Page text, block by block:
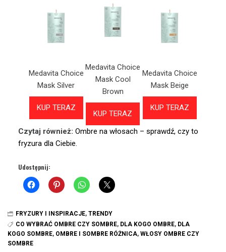
Medavita Choice
Mask Silver
KUP TERAZ
Medavita Choice
Mask Cool
Brown
KUP TERAZ
Medavita Choice
Mask Beige
KUP TERAZ
Czytaj również: Ombre na włosach – sprawdź, czy to
fryzura dla Ciebie.
Udostępnij:
FRYZURY I INSPIRACJE, TRENDY
CO WYBRAĆ OMBRE CZY SOMBRE, DLA KOGO OMBRE, DLA
KOGO SOMBRE, OMBRE I SOMBRE RÓŻNICA, WŁOSY OMBRE CZY
SOMBRE